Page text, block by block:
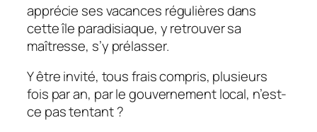
apprécie ses vacances régulières dans
cette île paradisiaque, y retrouver sa
maîtresse, s’y prélasser.
Y être invité, tous frais compris, plusieurs
fois par an, par le gouvernement local, n’est-
ce pas tentant ?